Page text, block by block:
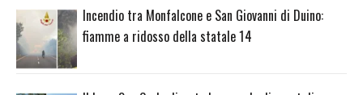
Incendio tra Monfalcone e San Giovanni di Duino:
fiamme a ridosso della statale 14